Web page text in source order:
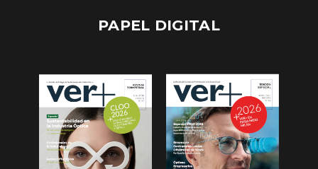
PAPEL DIGITAL